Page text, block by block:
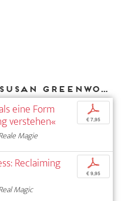
Weitere Texte von Susan Greenwood bei DIAPHANES
eine Form
verstehen«
Magie
p
€ 7,95
Reclaiming
Magic
p
€ 9,95